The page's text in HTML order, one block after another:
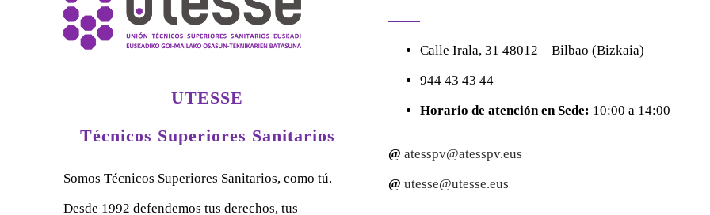
UTESSE
Técnicos Superiores Sanitarios
Somos Técnicos Superiores Sanitarios, como tú.
Desde 1992 defendemos tus derechos, tus
CalleIrala, 3148012 – Bilbao (Bizkaia)
944 43 43 44
Horario de atención en Sede: 10:00 a 14:00
@ atesspv@atesspv.eus
@ utesse@utesse.eus